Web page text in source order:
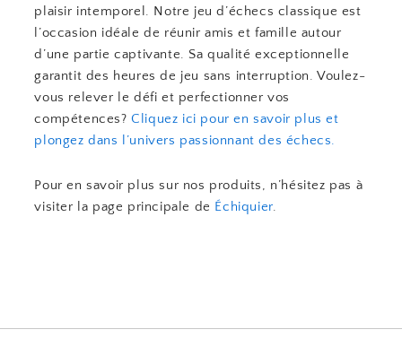
plaisir intemporel. Notre jeu d’échecs classique est
l’occasion idéale de réunir amis et famille autour
d’une partie captivante. Sa qualité exceptionnelle
garantit des heures de jeu sans interruption. Voulez-
vous relever le défi et perfectionner vos
compétences?Cliquez ici pour en savoir plus et
plongez dans l’univers passionnant des échecs.
Pour en savoir plus sur nos produits, n’hésitez pas à
visiter la page principale de Échiquier.